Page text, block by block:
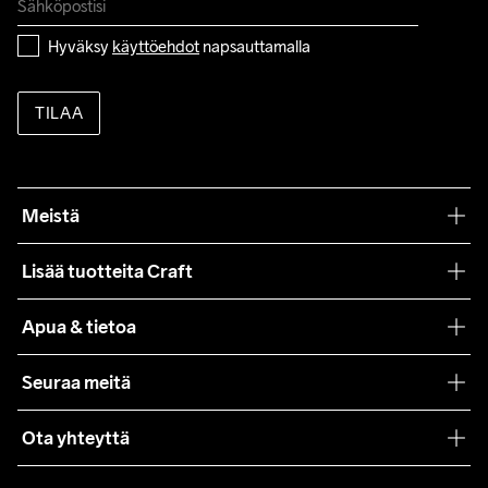
Hyväksy käyttöehdot napsauttamalla
TILAA
Meistä
Lisää tuotteita Craft
Yhteistyöt
Lehdistö
Apua & tietoa
Käyttöehdot
Asiakaspalvelu
Seuraa meitä
Ota yhteyttä